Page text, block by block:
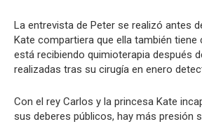
La entrevista de Peter se realizó antes
Kate compartiera que ella también tiene
está recibiendo quimioterapia después
realizadas tras su cirugía en enero
Con el rey Carlos y la princesa Kate
sus deberes públicos, hay más presión